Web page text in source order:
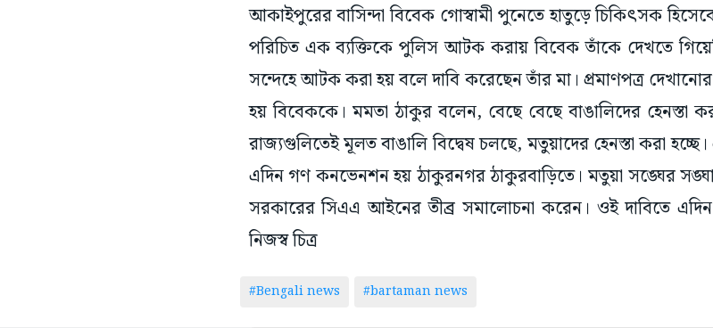
আকাইপুরের বাসিন্দা বিবেক গোস্বামী পুনেতে হাতুড়ে চিকিৎসক
পরিচিত এক ব্যক্তিকে পুলিস আটক করায় বিবেক তাঁকে দেখতে
সন্দেহে আটক করা হয় বলে দাবি করেছেন তাঁর মা। প্রমাণপত্র
হয় বিবেককে। মমতা ঠাকুর বলেন, বেছে বেছে বাঙালিদের হেনস্তা
রাজ্যগুলিতেই মূলত বাঙালি বিদ্বেষ চলছে, মতুয়াদের হেনস্তা করা হচ্ছে।
এদিন গণ কনভেনশন হয় ঠাকুরনগর ঠাকুরবাড়িতে। মতুয়া সঙ্ঘের
সরকারের সিএএ আইনের তীব্র সমালোচনা করেন। ওই দাবিতে
নিজস্ব চিত্র
#Bengali news #bartaman news